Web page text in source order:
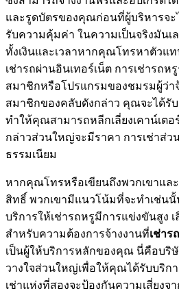
และรูดบัตรของคุณก่อนที่ผู้บริหารจ
รับความคุ้มค่า ในความเป็นจริงมัน
ทั้งเงินและเวลาหากคุณโทรหาตัวแ
เช่ารถผ่านอินเทอร์เน็ต การเช่ารถ
สมาชิกหรือโปรแกรมของชมรมผู้ว่า
สมาชิกของคลับดังกล่าว คุณจะได้รับ
ทำให้คุณสามารถหลีกเลี่ยงเคาน์เตอ
กล่าวส่วนใหญ่จะมีราคา การเช่าส่ว
ธรรมเนียม
หากคุณโทรหรือเขียนถึงพวกเขาแล
สิทธิ์ พวกเขามีแนวโน้มที่จะทำเช่นนั้
บริการให้เช่ารถหรูมีการแข่งขันสูง
สำหรับความต้องการจ้างงานที่เช่าร
เป็นผู้ให้บริการหลักของคุณ นี่คือบริ
วางใจส่วนใหญ่เพื่อให้คุณได้รับบริก
เช่าแห่งที่สองจะป้องกันความเสี่ยงจ